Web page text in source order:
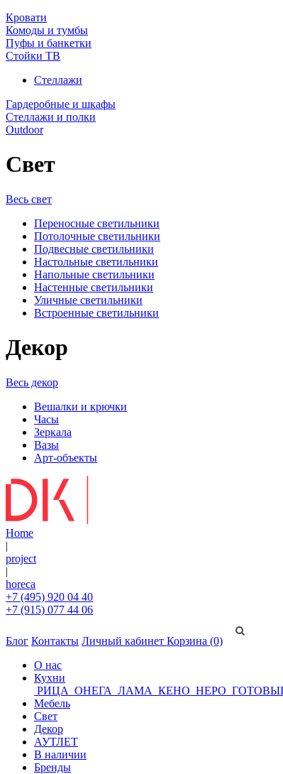
Кровати
Комоды и тумбы
Пуфы и банкетки
Стойки ТВ
Стеллажи
Гардеробные и шкафы
Стеллажи и полки
Outdoor
Свет
Весь свет
Переносные светильники
Потолочные светильники
Подвесные светильники
Настольные светильники
Напольные светильники
Настенные светильники
Уличные светильники
Встроенные светильники
Декор
Весь декор
Вешалки и крючки
Часы
Зеркала
Вазы
Арт-объекты
Home
|
project
|
horeca
+7 (495) 920 04 40
+7 (915) 077 44 06
Блог Контакты Личный кабинет Корзина (0)
О нас
Кухни
РИЦА ОНЕГА ЛАМА КЕНО НЕРО
Мебель
Свет
Декор
АУТЛЕТ
В наличии
Бренды